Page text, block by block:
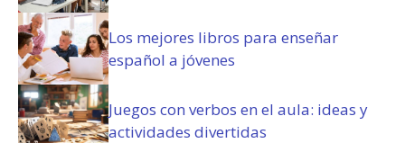
r
i
o
)
Los mejores libros para enseñar
español a jóvenes
Juegos con verbos en el aula: ideas y
actividades divertidas